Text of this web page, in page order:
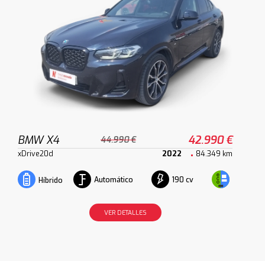
BMW X4 44.990 € 42.990 €
xDrive20d 2022 84.349 km
Híbrido Automático 190 cv
VER DETALLES